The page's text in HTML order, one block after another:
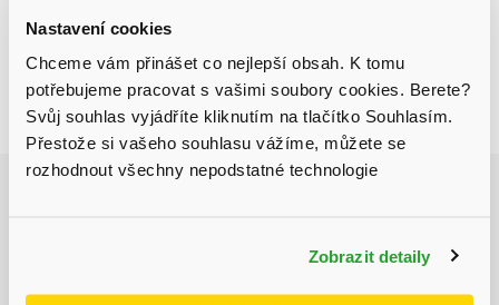
Nastavení cookies
Chceme vám přinášet co nejlepší obsah. K tomu
potřebujeme pracovat s vašimi soubory cookies. Berete?
Svůj souhlas vyjádříte kliknutím na tlačítko Souhlasím.
Přestože si vašeho souhlasu vážíme, můžete se
rozhodnout všechny nepodstatné technologie
Zobrazit detaily
Zeptat se Sdílet
Autodoprava
nadměrných nákladů kamkoliv v ČR